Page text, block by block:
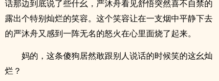
话那边到底说了些什幺，严沐舟看见舒悟突然喜不自禁的
露出个特别灿烂的笑容。这个笑容让在一支烟中平静下去
的严沐舟又感到一阵无名的怒火在心里面烧了起来。
妈的，这条傻狗居然敢跟别人说话的时候笑的这幺灿
烂？